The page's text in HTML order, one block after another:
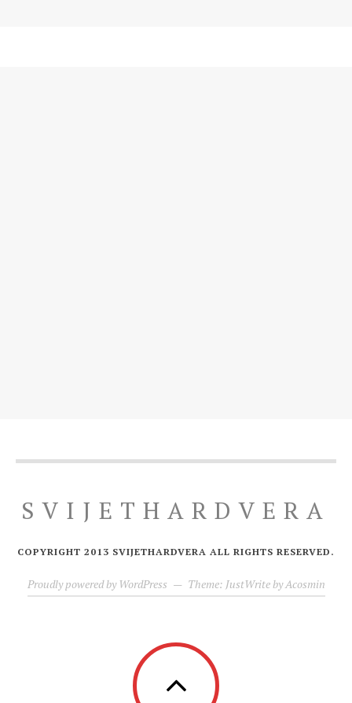
SVIJETHARDVERA
COPYRIGHT 2013 SVIJETHARDVERA ALL RIGHTS RESERVED.
Proudly powered by WordPress — Theme: JustWrite byAcosmin